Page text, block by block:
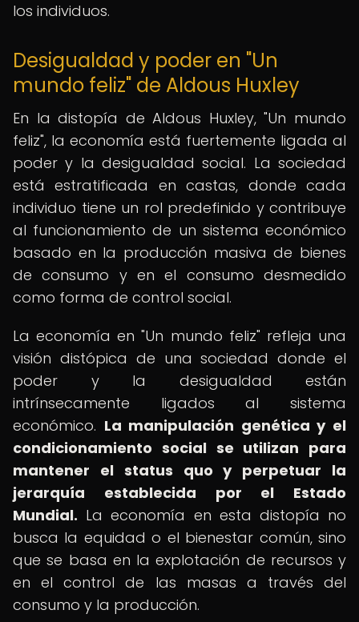
los individuos.
Desigualdad y poder en "Un
mundo feliz" de Aldous Huxley
En la distopía de Aldous Huxley, "Un mundo
feliz", la economía está fuertemente ligada al
poder y la desigualdad social. La sociedad
está estratificada en castas, donde cada
individuo tiene un rol predefinido y contribuye
al funcionamiento de un sistema económico
basado en la producción masiva de bienes
de consumo y en el consumo desmedido
como forma de control social.
La economía en "Un mundo feliz" refleja una
visión distópica de una sociedad donde el
poder y la desigualdad están
intrínsecamente ligados al sistema
económico. La manipulación genética y el
condicionamiento social se utilizan para
mantener el status quo y perpetuar la
jerarquía establecida por el Estado
Mundial. La economía en esta distopía no
busca la equidad o el bienestar común, sino
que se basa en la explotación de recursos y
en el control de las masas a través del
consumo y la producción.